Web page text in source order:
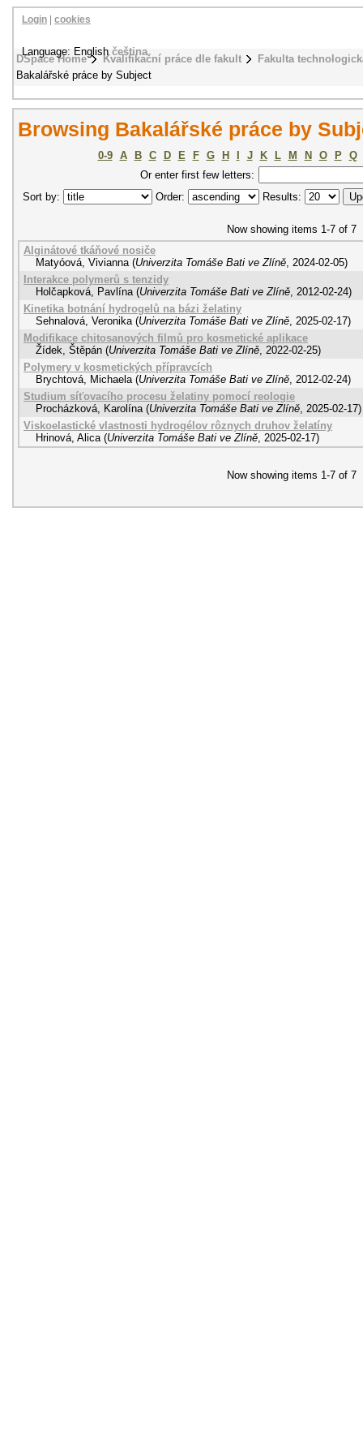
DSpace Home Kvalifikační práce dle fakult
Fakulta
Bakalářské práce by Subject
Login cookies
Language: Englishčeština
Browsing Bakalářské práce by
0-9 A B C D E F G H J K L M N O P
Q
Or enter first few letters:
Sort by:
Order: Results:
Now showing items 1-7 of 7
Alginátové tkáňové nosiče
Matyóová, Vivianna (Univerzita Tomáše Bati ve Zlíně, 2024-02-05)
Interakce polymerů s tenzidy
Holčapková, Pavlína (Univerzita Tomáše Bati ve Zlíně, 2012-02-24)
Kinetika botnání hydrogelů na bázi želatiny
Sehnalová, Veronika (Univerzita Tomáše Bati ve Zlíně, 2025-02-17)
Modifikace chitosanových filmů pro kosmetické aplikace
Žídek, Štěpán (Univerzita Tomáše Bati ve Zlíně, 2022-02-25)
Polymery v kosmetických přípravcích
Brychtová, Michaela (Univerzita Tomáše Bati ve Zlíně, 2012-02-24)
Studium síťovacího procesu želatiny pomocí reologie
Procházková, Karolína (Univerzita Tomáše Bati ve Zlíně, 2025-02-17)
Viskoelastické vlastnosti hydrogélov rôznych druhov želatíny
Hrinová, Alica (Univerzita Tomáše Bati ve Zlíně, 2025-02-17)
Now showing items 1-7 of 7